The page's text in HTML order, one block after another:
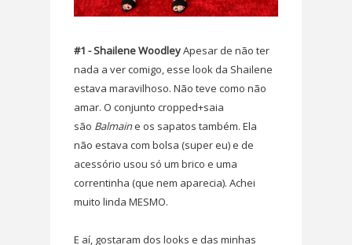
#1 - Shailene WoodleyApesar de não ter
nada a ver comigo, esse look da Shailene
estava maravilhoso. Não teve como não
amar. O conjunto cropped+saia
são Balmaine os sapatos também. Ela
não estava com bolsa (super eu) e de
acessório usou só um brico e uma
correntinha (que nem aparecia). Achei
muito linda MESMO.
E aí, gostaram dos looks e das minhas